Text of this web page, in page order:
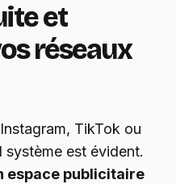
et
réseaux
TikTok ou
système est évident.
espace publicitaire